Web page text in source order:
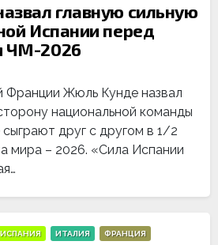
главную сильную
Испании перед
ЧМ-2026
Франции Жюль Кунде назвал
национальной команды
друг с другом в 1/2
мира – 2026. «Сила Испании
ИСПАНИЯ ИТАЛИЯ ФРАНЦИЯ